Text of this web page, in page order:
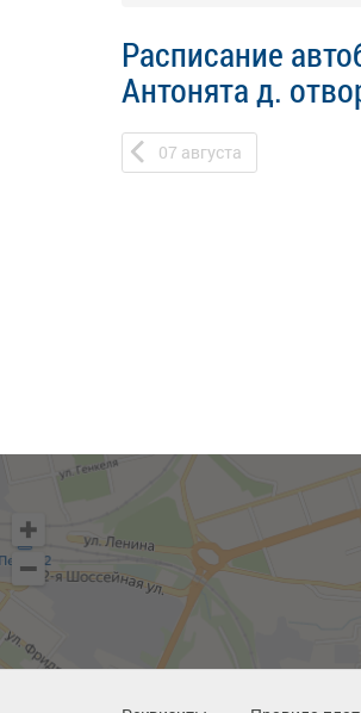
Расписание
Антонята д.
07 августа